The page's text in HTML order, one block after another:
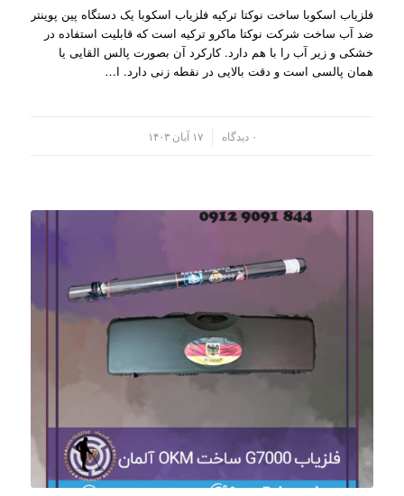
فلزیاب اسکوبا ساخت نوکتا ترکیه فلزیاب اسکوبا یک دستگاه پین پوینتر
ضد آب ساخت شرکت نوکتا ماکرو ترکیه است که قابلیت استفاده در
خشکی و زیر آب را با هم دارد. کارکرد آن بصورت پالس القایی یا
همان پالسی است و دقت بالایی در نقطه زنی دارد. ا…
۰ دیدگاه ۱۷ آبان ۱۴۰۳